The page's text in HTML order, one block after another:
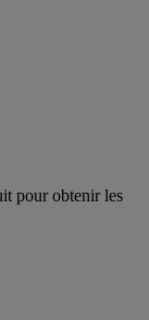
pour obtenir les